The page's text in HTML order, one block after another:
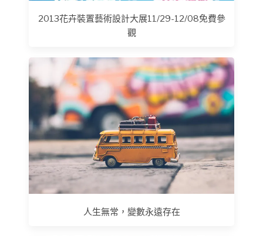
2013花卉裝置藝術設計大展11/29-12/08免費參
觀
人生無常，變數永遠存在